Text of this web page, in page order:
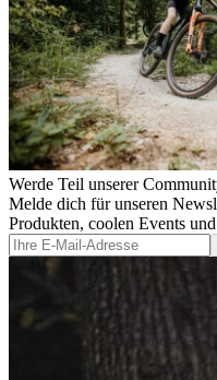
Werde Teil unserer
Melde dich für unseren
Produkten, coolen Events